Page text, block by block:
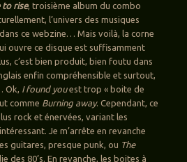
to rise, troisième album du combo
l’univers des musiques
ce webzine… Mais voilà, la corne
ouvre ce disque est suffisamment
c’est bien produit, bien foutu dans
enfin compréhensible et surtout,
Ok, I found youest trop « boite de
comme Burning away. Cependant, ce
rock et énervées, variant les
Je m’arrête en revanche
guitares, presque punk, ou The
des 80’s. En revanche, les boites à